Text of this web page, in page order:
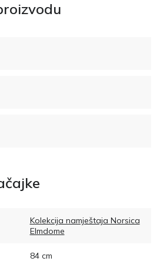
Kolekcija namještaja Norsica
Elmdome
84cm